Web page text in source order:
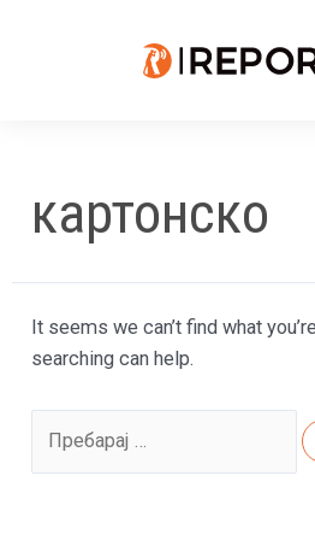
картонско
It seems we can’t find what
searching can help.